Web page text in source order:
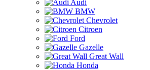
Audi
BMW
Chevrolet
Citroen
Ford
Gazelle
Great Wall
Honda